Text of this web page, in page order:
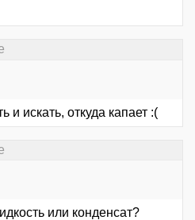
и искать, откуда капает :(
или конденсат?